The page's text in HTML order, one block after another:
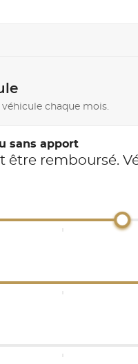
chaque mois.
sans apport
être remboursé.